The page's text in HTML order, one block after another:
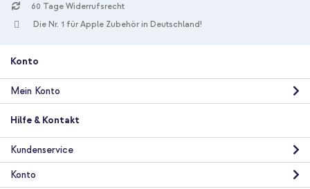
Kostenloser Versand
Kostenloser
Dux Ducis Aimo Back Cover Xiaomi Redmi Note 13 Pro (5G) /
Poco X6 - Transparent + Boost↑Charge™ Braided USB-C-zu-
60 Tage Widerrufsrecht
Die Nr. 1 für Apple Zubehör in Deutschland!
Konto
Mein Konto
Hilfe & Kontakt
Kundenservice
Konto